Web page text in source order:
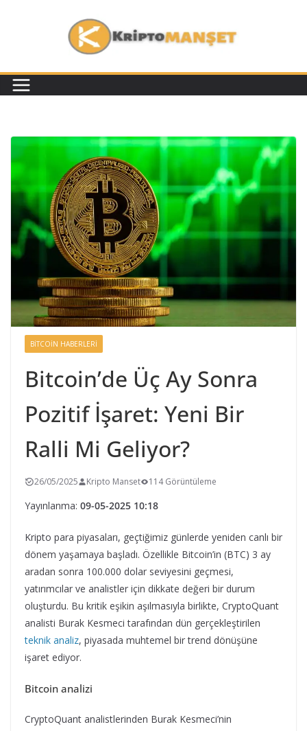
BITCOIN HABERLERI
Bitcoin’de Üç Ay Sonra
Pozitif İşaret: Yeni Bir
Ralli Mi Geliyor?
26/05/2025 Kripto Manset 114 Görüntüleme
Yayınlanma: 09-05-2025 10:18
Kripto para piyasaları, geçtiğimiz günlerde yeniden canlı bir
dönem yaşamaya başladı. Özellikle Bitcoin’in (BTC) 3 ay
aradan sonra 100.000 dolar seviyesini geçmesi,
yatırımcılar ve analistler için dikkate değeri bir durum
oluşturdu. Bu kritik eşikin aşılmasıyla birlikte, CryptoQuant
analisti Burak Kesmeci tarafından dün gerçekleştirilen
teknik analiz, piyasada muhtemel bir trend dönüşüne
işaret ediyor.
Bitcoin analizi
CryptoQuant analistlerinden Burak Kesmeci’nin